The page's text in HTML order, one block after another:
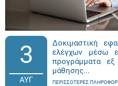
3
ΑΥΓ
Δοκιμαστική
ελέγχων μέσω
προγράμματα εξ
μάθησης...
ΠΕΡΙΣΣΌΤΕΡΕΣ